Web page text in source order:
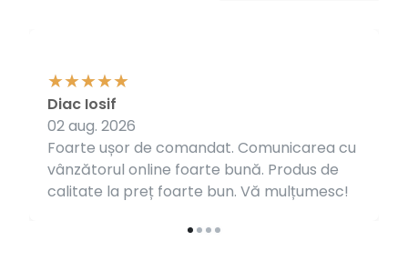
Foarte ușor de comandat. Comunicarea cu
vânzătorul online foarte bună. Produs de
calitate la preț foarte bun. Vă mulțumesc!
Diac Iosif
02 aug. 2026